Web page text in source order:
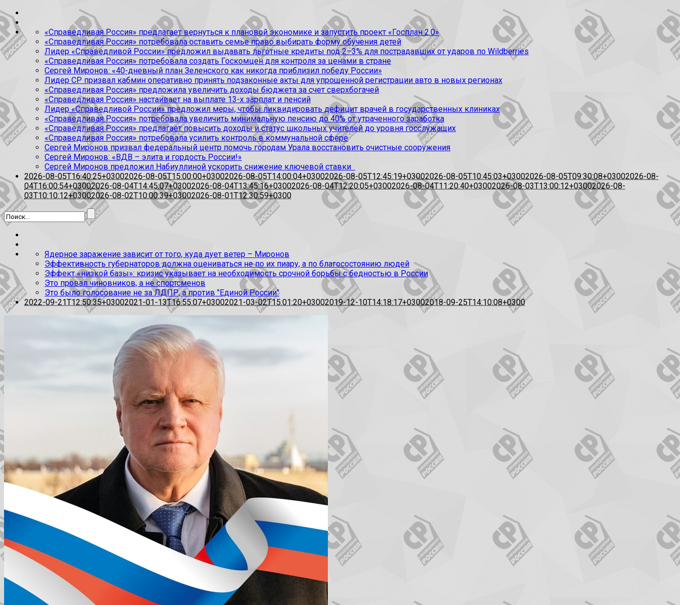
«Справедливая Россия» предлагает вернуться к плановой экономике и запустить проект «Госплан 2.0»
«Справедливая Россия» потребовала оставить семье право выбирать форму обучения детей
Лидер «Справедливой России» предложил выдавать льготные кредиты под 2–3% для пострадавших от ударов по Wildberries
«Справедливая Россия» потребовала создать Госкомцен для контроля за ценами в стране
Сергей Миронов: «40-дневный план Зеленского как никогда приблизил победу России»
Лидер СР призвал кабмин оперативно принять подзаконные акты для упрощенной регистрации авто в новых регионах
«Справедливая Россия» предложила увеличить доходы бюджета за счет сверхбогачей
«Справедливая Россия» настаивает на выплате 13-х зарплат и пенсий
Лидер «Справедливой России» предложил меры, чтобы ликвидировать дефицит врачей в государственных клиниках
«Справедливая Россия» потребовала увеличить минимальную пенсию до 40% от утраченного заработка
«Справедливая Россия» предлагает повысить доходы и статус школьных учителей до уровня госслужащих
«Справедливая Россия» потребовала усилить контроль в коммунальной сфере
Сергей Миронов призвал федеральный центр помочь городам Урала восстановить очистные сооружения
Сергей Миронов: «ВДВ – элита и гордость России!»
Сергей Миронов предложил Набиуллиной ускорить снижение ключевой ставки
2026-08-05T16:40:25+03002026-08-05T15:00:00+03002026-08-05T14:00:04+03002026-08-05T12:45:19+03002026-08-05T10:45:03+03002026-08-05T09:30:08+03002026-08-
04T16:00:54+03002026-08-04T14:45:07+03002026-08-04T13:45:16+03002026-08-04T12:20:05+03002026-08-04T11:20:40+03002026-08-03T13:00:12+03002026-08-
03T10:10:12+03002026-08-02T10:00:39+03002026-08-01T12:30:59+0300
Ядерное заражение зависит от того, куда дует ветер – Миронов
Эффективность губернаторов должна оцениваться не по их пиару, а по благосостоянию людей
Эффект «низкой базы»: кризис указывает на необходимость срочной борьбы с бедностью в России
Это провал чиновников, а не спортсменов
Это было голосование не за ЛДПР, а против "Единой России"
2022-09-21T12:50:35+03002021-01-13T16:55:07+03002021-03-02T15:01:20+03002019-12-10T14:18:17+03002018-09-25T14:10:08+0300